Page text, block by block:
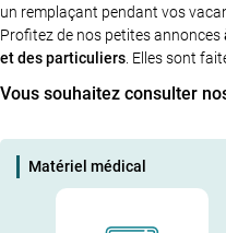
un remplaçant pendant vos
Profitez de nos petites annonces
et des particuliers. Elles sont
Vous souhaitez consulter
Matériel médical